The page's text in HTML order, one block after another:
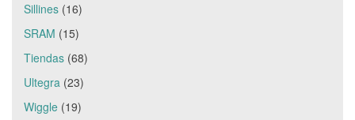
Sillines (16)
SRAM (15)
Tiendas (68)
Ultegra (23)
Wiggle (19)